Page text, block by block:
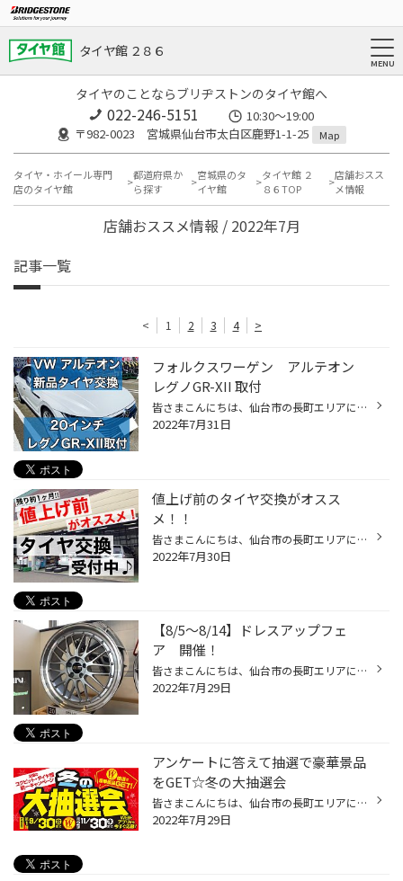
タイヤ館 ２８６
タイヤのことならブリヂストンのタイヤ館へ
022-246-5151
10:30～19:00
〒982-0023 宮城県仙台市太白区鹿野1-1-25
Map
タイヤ・ホイール専門
店のタイヤ館
都道府県か
ら探す
宮城県のタ
イヤ館
タイヤ館 ２
８６TOP
店舗おスス
メ情報
店舗おススメ情報 / 2022年7月
記事一覧
< 1 2 3 4 >
フォルクスワーゲン アルテオン
レグノGR-XII 取付
皆さまこんにちは、仙台市の長町エリアにありますタイヤ館286です！ 本日は フォルクスワーゲン アルテオン レグノGR-XII 取付 をご紹介！ VWの高級セダン アルテオンが入庫！ 装着したタイヤは 245/35R20 レグノGR-XII 純正20インチホイールにレグノGR-XIIを組み込み！ 静粛性・乗り心地・運動性...
2022年7月31日
値上げ前のタイヤ交換がオスス
メ！！
皆さまこんにちは、仙台市の長町エリアにありますタイヤ館286です！ 本日もオープンと同時から沢山のご来店ありがとうございます♪ 本日の作業 スバル インプレッサの 夏・冬新品タイヤへの交換作業を行いました！ タイヤ : POTENZA S007A サイズ : 225/45R17 〇〇様、ご来店誠にありがとうございま...
2022年7月30日
【8/5〜8/14】ドレスアップフェ
ア 開催！
皆さまこんにちは、仙台市の長町エリアにありますタイヤ館286です！ 8/5〜8/14の期間でドレスアップフェアを開催いたします！！ 展示中のホイールを一部紹介！！ BBS LM BBS RE-V BBS RS-GT BBS RF BBS RE-L2 RAYS HOMURA 2x7RA WORK SCHWERT QUELL WORK GNOSIS GR203 WORK ZEAST ST1 WORK EMOTION ...
2022年7月29日
アンケートに答えて抽選で豪華景品
をGET☆冬の大抽選会
皆さまこんにちは、仙台市の長町エリアにありますタイヤ館286です！ 【抽選で豪華景品をGET☆冬の大抽選会】が開催となります！ 応募はカンタン☆★ アンケートに答えるだけ！抽選で豪華景品が当たります！ 応募はコチラから♪ 応募期間&当選発表 第1弾 応募期間:7/29(金)〜9/30(金) 第1弾 当選発表:10/...
2022年7月29日